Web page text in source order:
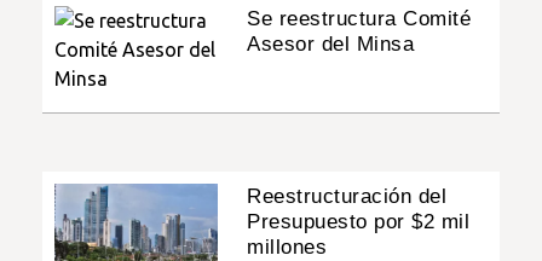
Se reestructura Comité
Asesor del Minsa
Reestructuración del
Presupuesto por $2 mil
millones